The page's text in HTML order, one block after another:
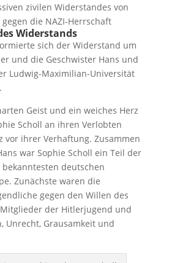
zivilen Widerstandes von
die NAZI-Herrschaft
Widerstands
sich der Widerstand um
und die Geschwister Hans und
Ludwig-Maximilian-Universität
Geist und ein weiches Herz
Scholl an ihren Verlobten
vor ihrer Verhaftung. Zusammen
war Sophie Scholl ein Teil der
bekanntesten deutschen
Zunächste waren die
gegen den Willen des
der Hitlerjugend und
Unrecht, Grausamkeit und